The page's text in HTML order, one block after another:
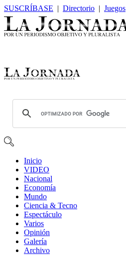
SUSCRÍBASE | Directorio | Juegos
Inicio
VIDEO
Nacional
Economía
Mundo
Ciencia & Tecno
Espectáculo
Varios
Opinión
Galería
Archivo